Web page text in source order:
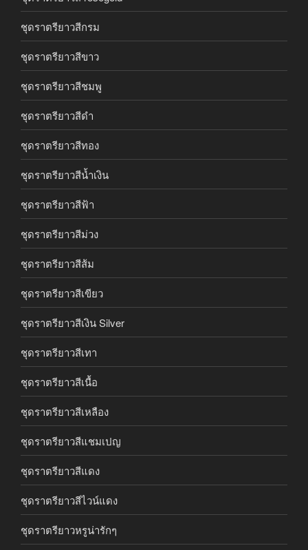
ชุดราตรียาวสีกรม
ชุดราตรียาวสีขาว
ชุดราตรียาวสีชมพู
ชุดราตรียาวสีดำ
ชุดราตรียาวสีทอง
ชุดราตรียาวสีน้ำเงิน
ชุดราตรียาวสีฟ้า
ชุดราตรียาวสีม่วง
ชุดราตรียาวสีส้ม
ชุดราตรียาวสีเขียว
ชุดราตรียาวสีเงิน Silver
ชุดราตรียาวสีเทา
ชุดราตรียาวสีเนื้อ
ชุดราตรียาวสีเหลือง
ชุดราตรียาวสีแชมเปญ
ชุดราตรียาวสีแดง
ชุดราตรียาวสีไวน์แดง
ชุดราตรียาวหรูน่ารักๆ